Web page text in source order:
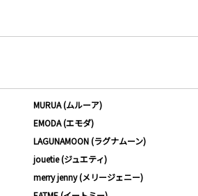
MURUA (ムルーア)
EMODA (エモダ)
LAGUNAMOON (ラグナムーン)
jouetie (ジュエティ)
merry jenny (メリージェニー)